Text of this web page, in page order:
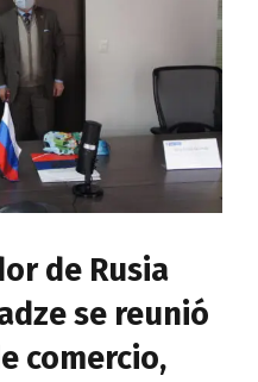
de Rusia
se reunió
comercio,